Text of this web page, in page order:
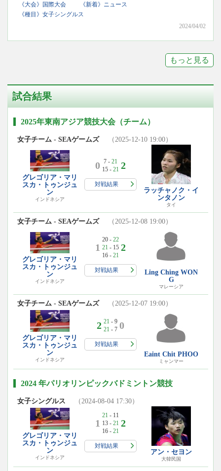
《大会》国際大会
《新着》ニュース
《種目》女子シングルス
2024/04/02
もっと見る
試合結果
2025年東南アジア競技大会（チーム）
女子チーム - SEAゲームズ （2025-12-10 19:00）
グレゴリア・マリ
スカ・トゥンジュ
ン
インドネシア
0 7 - 21
15 - 21 2
対戦結果
ラッチャノク・イ
ンタノン
タイ
女子チーム - SEAゲームズ （2025-12-08 19:00）
グレゴリア・マリ
スカ・トゥンジュ
ン
インドネシア
1
20 - 22
21 - 15
16 - 21
2
対戦結果
Ling Ching WON
G
マレーシア
女子チーム - SEAゲームズ （2025-12-07 19:00）
グレゴリア・マリ
スカ・トゥンジュ
ン
インドネシア
2 21 - 9
21 - 7 0
対戦結果
Eaint Chit PHOO
ミャンマー
2024 年パリオリンピックバドミントン競技
女子シングルス （2024-08-04 17:30）
グレゴリア・マリ
スカ・トゥンジュ
ン
インドネシア
1
21 - 11
13 - 21
16 - 21
2
対戦結果
アン・セヨン
大韓民国